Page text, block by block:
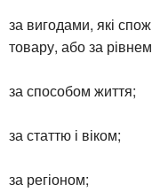
за вигодами, які
товару, або за
за способом життя;
за статтю і віком;
за регіоном;